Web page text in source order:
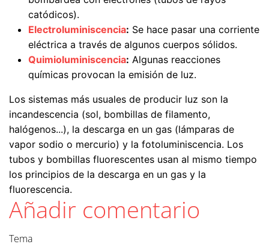
catódicos).
Electroluminiscencia: Se hace pasar una corriente
eléctrica a través de algunos cuerpos sólidos.
Quimioluminiscencia: Algunas reacciones
químicas provocan la emisión de luz.
Los sistemas más usuales de producir luz son la
incandescencia (sol, bombillas de filamento,
halógenos...), la descarga en un gas (lámparas de
vapor sodio o mercurio) y la fotoluminiscencia. Los
tubos y bombillas fluorescentes usan al mismo tiempo
los principios de la descarga en un gas y la
fluorescencia.
Añadir comentario
Tema